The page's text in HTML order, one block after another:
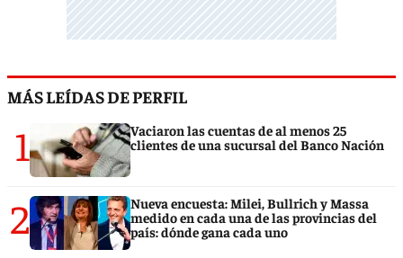
MÁS LEÍDAS DE PERFIL
1
Vaciaron las cuentas de al menos 25
clientes de una sucursal del Banco Nación
2
Nueva encuesta: Milei, Bullrich y Massa
medido en cada una de las provincias del
país: dónde gana cada uno